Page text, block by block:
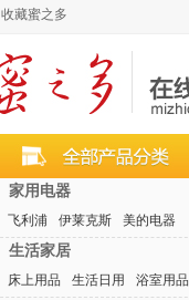
收藏蜜之多
家用电器
飞利浦 伊莱克斯 美的电器
生活家居
床上用品 生活日用 浴室用品